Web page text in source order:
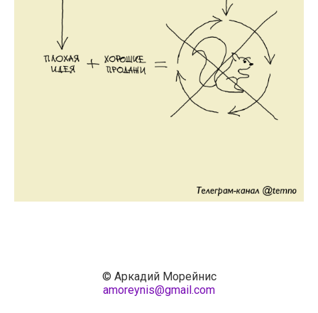
© Аркадий Морейнис
amoreynis@gmail.com